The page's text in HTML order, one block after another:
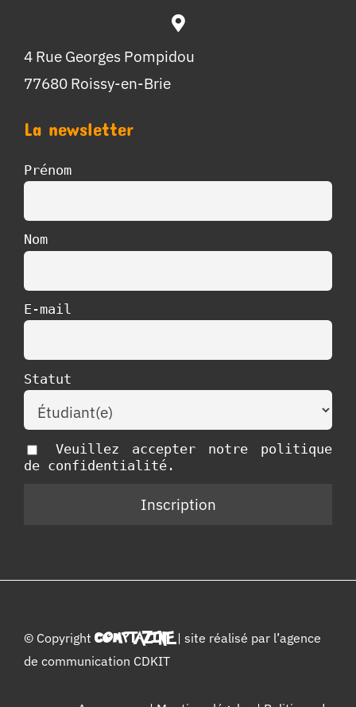
4 Rue Georges Pompidou
77680 Roissy-en-Brie
La newsletter
Prénom
Nom
E-mail
Statut
Veuillez accepter notre politique
de confidentialité.
© Copyright COMPTAZINE| site réalisé par l’agence
de communication CDKIT